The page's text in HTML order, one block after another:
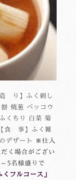
り】ふく刺し
焼葱 ベッコウ
ちり 白菜 菊
食 事】ふく雑
デザート ※仕入
く場合がござい
5名様盛りで
フルコース」